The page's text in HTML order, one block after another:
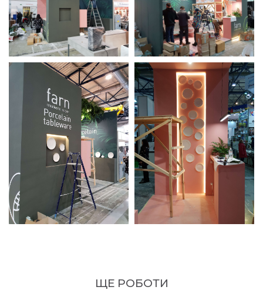
ЩЕ РОБОТИ